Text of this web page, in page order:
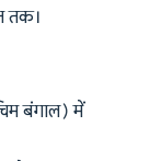
तक।
बंगाल) में